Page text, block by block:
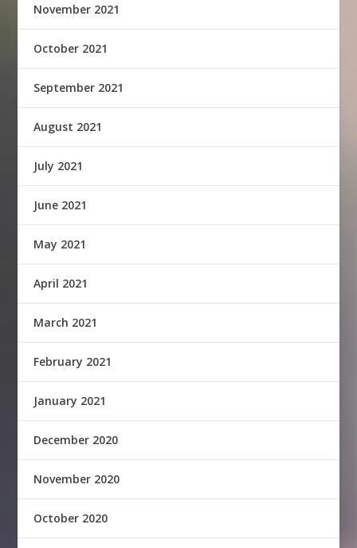
November 2021
October 2021
September 2021
August 2021
July 2021
June 2021
May 2021
April 2021
March 2021
February 2021
January 2021
December 2020
November 2020
October 2020